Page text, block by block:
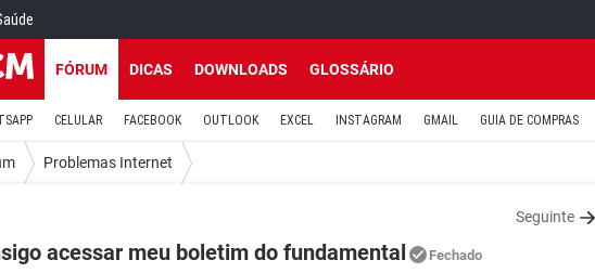
FÓRUM DICAS DOWNLOADS GLOSSÁRIO
CELULAR FACEBOOK OUTLOOK EXCEL INSTAGRAM GMAIL GUIA DE COMPRAS
Problemas Internet
Seguinte
acessar meu boletim do fundamental Fechado